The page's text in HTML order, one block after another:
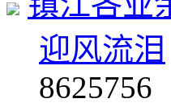
迎风流泪
8625756